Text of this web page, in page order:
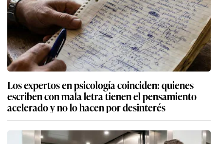
Los expertos en psicología coinciden: quienes
escriben con mala letra tienen el pensamiento
acelerado y no lo hacen por desinterés